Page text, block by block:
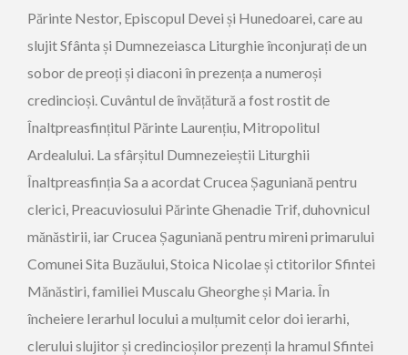
Părinte Nestor, Episcopul Devei și Hunedoarei, care au
slujit Sfânta și Dumnezeiasca Liturghie înconjurați de un
sobor de preoți și diaconi în prezența a numeroși
credincioși. Cuvântul de învățătură a fost rostit de
Înaltpreasfințitul Părinte Laurențiu, Mitropolitul
Ardealului. La sfârșitul Dumnezeieștii Liturghii
Înaltpreasfinția Sa a acordat Crucea Șaguniană pentru
clerici, Preacuviosului Părinte Ghenadie Trif, duhovnicul
mănăstirii, iar Crucea Șaguniană pentru mireni primarului
Comunei Sita Buzăului, Stoica Nicolae și ctitorilor Sfintei
Mănăstiri, familiei Muscalu Gheorghe și Maria. În
încheiere Ierarhul locului a mulțumit celor doi ierarhi,
clerului slujitor și credincioșilor prezenți la hramul Sfintei